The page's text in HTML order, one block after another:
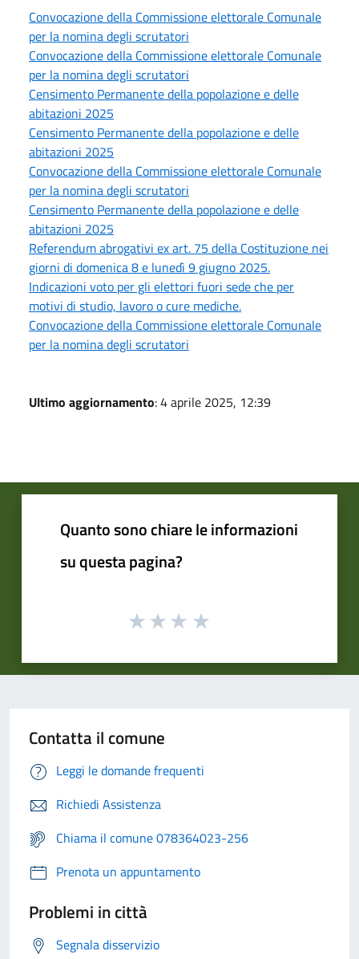
Convocazione della Commissione elettorale Comunale
per la nomina degli scrutatori
Convocazione della Commissione elettorale Comunale
per la nomina degli scrutatori
Censimento Permanente della popolazione e delle
abitazioni 2025
Censimento Permanente della popolazione e delle
abitazioni 2025
Convocazione della Commissione elettorale Comunale
per la nomina degli scrutatori
Censimento Permanente della popolazione e delle
abitazioni 2025
Referendum abrogativi ex art. 75 della Costituzione nei
giorni di domenica 8 e lunedì 9 giugno 2025.
Indicazioni voto per gli elettori fuori sede che per
motivi di studio, lavoro o cure mediche.
Convocazione della Commissione elettorale Comunale
per la nomina degli scrutatori
Ultimo aggiornamento: 4 aprile 2025, 12:39
Quanto sono chiare le informazioni
su questa pagina?
Contatta il comune
Leggi le domande frequenti
Richiedi Assistenza
Chiama il comune 078364023-256
Prenota un appuntamento
Problemi in città
Segnala disservizio